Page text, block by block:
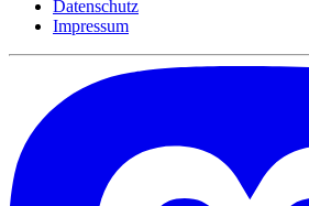
Datenschutz
Impressum